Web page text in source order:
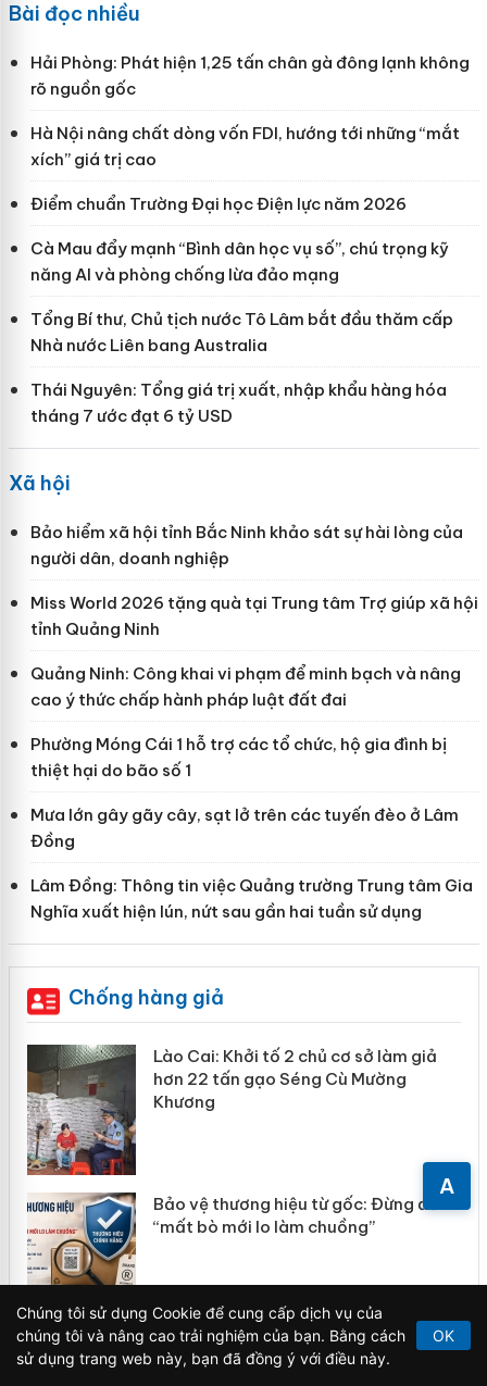
A
Bài đọc nhiều
Hải Phòng: Phát hiện 1,25 tấn chân gà đông lạnh không
rõ nguồn gốc
Hà Nội nâng chất dòng vốn FDI, hướng tới những “mắt
xích” giá trị cao
Điểm chuẩn Trường Đại học Điện lực năm 2026
Cà Mau đẩy mạnh “Bình dân học vụ số”, chú trọng kỹ
năng AI và phòng chống lừa đảo mạng
Tổng Bí thư, Chủ tịch nước Tô Lâm bắt đầu thăm cấp
Nhà nước Liên bang Australia
Thái Nguyên: Tổng giá trị xuất, nhập khẩu hàng hóa
tháng 7 ước đạt 6 tỷ USD
Xã hội
Bảo hiểm xã hội tỉnh Bắc Ninh khảo sát sự hài lòng của
người dân, doanh nghiệp
Miss World 2026 tặng quà tại Trung tâm Trợ giúp xã hội
tỉnh Quảng Ninh
Quảng Ninh: Công khai vi phạm để minh bạch và nâng
cao ý thức chấp hành pháp luật đất đai
Phường Móng Cái 1 hỗ trợ các tổ chức, hộ gia đình bị
thiệt hại do bão số 1
Mưa lớn gây gãy cây, sạt lở trên các tuyến đèo ở Lâm
Đồng
Lâm Đồng: Thông tin việc Quảng trường Trung tâm Gia
Nghĩa xuất hiện lún, nứt sau gần hai tuần sử dụng
Chống hàng giả
Lào Cai: Khởi tố 2 chủ cơ sở làm giả
hơn 22 tấn gạo Séng Cù Mường
Khương
Bảo vệ thương hiệu từ gốc: Đừng để
“mất bò mới lo làm chuồng”
Khẩn trương xác minh, xử lý sản phẩm
Chúng tôi sử dụng Cookie để cung cấp dịch vụ của
chúng tôi và nâng cao trải nghiệm của bạn. Bằng cách
sử dụng trang web này, bạn đã đồng ý với điều này.
OK